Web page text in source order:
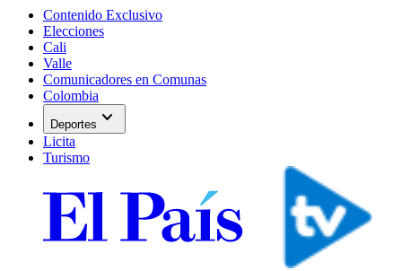
Contenido Exclusivo
Elecciones
Cali
Valle
Comunicadores en Comunas
Colombia
Deportes expand_more
Licita
Turismo